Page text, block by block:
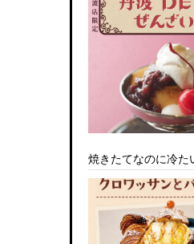
焼きたてなのに冷た